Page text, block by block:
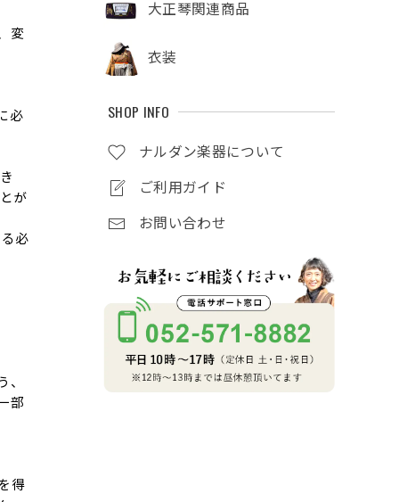
大正琴関連商品
衣装
SHOP INFO
ナルダン楽器について
ご利用ガイド
お問い合わせ
変
必
が
必
部
得